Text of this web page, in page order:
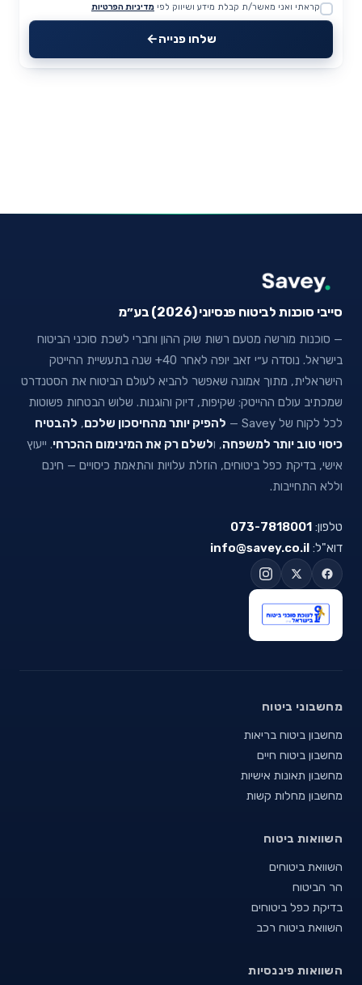
Website
קראתי ואני מאשר/ת קבלת מידע ושיווק לפי מדיניות הפרטיות
שלחו פנייה
סייבי סוכנות לביטוח פנסיוני (2026) בע״מ
— סוכנות מורשה מטעם רשות שוק ההון וחברי לשכת סוכני הביטוח
בישראל. נוסדה ע״י זאב יופה לאחר 40+ שנה בתעשיית ההייטק
הישראלית, מתוך אמונה שאפשר להביא לעולם הביטוח את הסטנדרט
שמכתיב עולם ההייטק: שקיפות, דיוק והוגנות. שלוש הבטחות פשוטות
לכל לקוח של Savey —
להפיק יותר מהחיסכון שלכם, להבטיח
כיסוי טוב יותר למשפחה, ולשלם רק את המינימום ההכרחי. ייעוץ
אישי, בדיקת כפל ביטוחים, הוזלת עלויות והתאמת כיסויים — חינם
וללא התחייבות.
טלפון: 073-7818001
דוא"ל: info@savey.co.il
מחשבוני ביטוח
מחשבון ביטוח בריאות
מחשבון ביטוח חיים
מחשבון תאונות אישיות
מחשבון מחלות קשות
השוואות ביטוח
השוואת ביטוחים
הר הביטוח
בדיקת כפל ביטוחים
השוואת ביטוח רכב
השוואות פיננסיות